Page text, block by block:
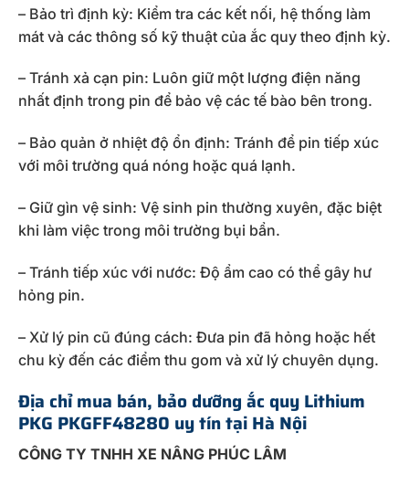
– Bảo trì định kỳ: Kiểm tra các kết nối, hệ thống làm
mát và các thông số kỹ thuật của ắc quy theo định kỳ.
– Tránh xả cạn pin: Luôn giữ một lượng điện năng
nhất định trong pin để bảo vệ các tế bào bên trong.
– Bảo quản ở nhiệt độ ổn định: Tránh để pin tiếp xúc
với môi trường quá nóng hoặc quá lạnh.
– Giữ gìn vệ sinh: Vệ sinh pin thường xuyên, đặc biệt
khi làm việc trong môi trường bụi bẩn.
– Tránh tiếp xúc với nước: Độ ẩm cao có thể gây hư
hỏng pin.
– Xử lý pin cũ đúng cách: Đưa pin đã hỏng hoặc hết
chu kỳ đến các điểm thu gom và xử lý chuyên dụng.
Địa chỉ mua bán, bảo dưỡng ắc quy Lithium
PKG PKGFF48280 uy tín tại Hà Nội
CÔNG TY TNHH XE NÂNG PHÚC LÂM